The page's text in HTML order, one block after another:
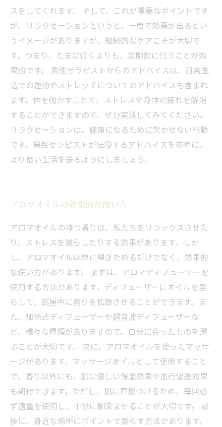
スをしてくれます。 そして、これが重要なポイントです
が、リラクゼーションというと、一度で効果が出るとい
うイメージがありますが、継続的なケアこそが大切で
す。つまり、たまに行くよりも、定期的に行うことが効
果的です。 男性セラピストからのアドバイスは、日常生
活での運動やストレッチについてのアドバイスも含まれ
ます。体を動かすことで、ストレスや身体の疲れを解消
することができますので、ぜひ実践してみてください。
リラクゼーションは、健康になるために欠かせない行動
です。男性セラピストが伝授するアドバイスを参考に、
より良い生活を送るようにしましょう。
アロマオイルの効果的な使い方
アロマオイルの持つ香りは、私たちをリラックスさせた
り、ストレスを減らしたりする効果があります。しか
し、アロマオイルは単に嗅ぎためるだけでなく、効果的
な使い方があります。 まずは、アロマディフューザーを
使用する方法があります。ディフューザーにオイルを垂
らして、部屋中に香りを拡散させることができます。ま
た、加熱式ディフューザーや超音波ディフューザーな
ど、様々な種類がありますので、自分に合ったものを選
ぶことが大切です。 次に、アロマオイルを使ったマッサ
ージがあります。マッサージオイルとして使用すること
で、香り以外にも、肌に優しい保湿効果や血行促進効果
も期待できます。ただし、肌に直接つけるため、毎回必
ず適量を使用し、十分に馴染ませることが大切です。 最
後に、身近な場所にポイントで垂らす方法があります。